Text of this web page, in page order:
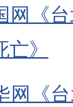
网《
》
网《